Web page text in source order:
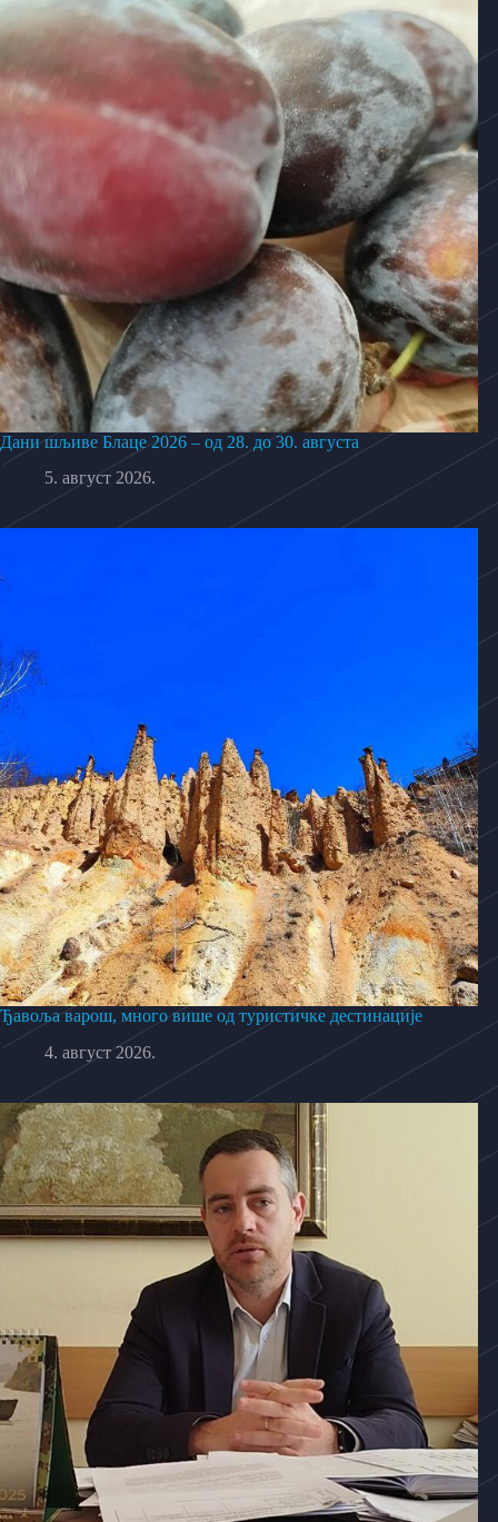
Дани шљиве Блаце 2026 – од 28. до 30. августа
5. август 2026.
Ђавоља варош, много више од туристичке дестинације
4. август 2026.